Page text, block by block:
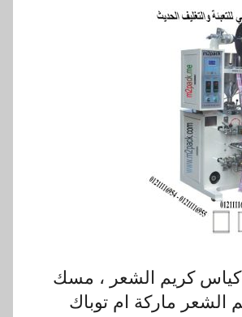
اكياس كريم الشعر ، مسك
الشعر ماركة ام توباك